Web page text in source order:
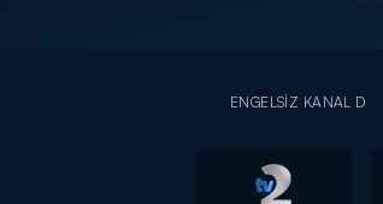
ENGELSİZ KANAL D